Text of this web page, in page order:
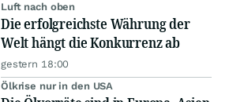
Luft nach oben
Die erfolgreichste Währung der
Welt hängt die Konkurrenz ab
gestern 18:00
Ölkrise nur in den USA